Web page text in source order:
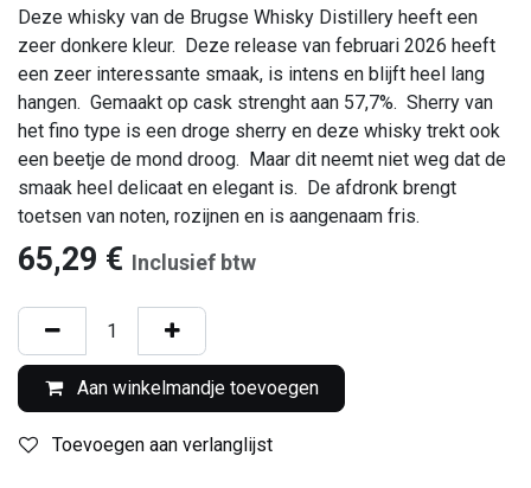
Deze whisky van de Brugse Whisky Distillery heeft een
zeer donkere kleur. Deze release van februari 2026 heeft
een zeer interessante smaak, is intens en blijft heel lang
hangen. Gemaakt op cask strenght aan 57,7%. Sherry van
het fino type is een droge sherry en deze whisky trekt ook
een beetje de mond droog. Maar dit neemt niet weg dat de
smaak heel delicaat en elegant is. De afdronk brengt
toetsen van noten, rozijnen en is aangenaam fris.
65,29 € Inclusief btw
Aan winkelmandje toevoegen
Toevoegen aan verlanglijst